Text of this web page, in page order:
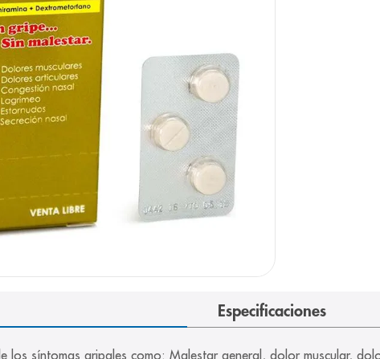
Especificaciones
los síntomas gripales como: Malestar general, dolor muscular,